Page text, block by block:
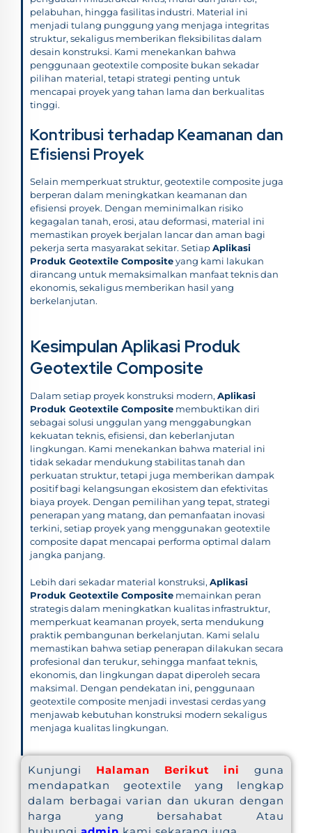
pelabuhan, hingga fasilitas industri. Material ini
menjadi tulang punggung yang menjaga integritas
struktur, sekaligus memberikan fleksibilitas dalam
desain konstruksi. Kami menekankan bahwa
penggunaan geotextile composite bukan sekadar
pilihan material, tetapi strategi penting untuk
mencapai proyek yang tahan lama dan berkualitas
tinggi.
Kontribusi terhadap Keamanan dan
Efisiensi Proyek
Selain memperkuat struktur, geotextile composite juga
berperan dalam meningkatkan keamanan dan
efisiensi proyek. Dengan meminimalkan risiko
kegagalan tanah, erosi, atau deformasi, material ini
memastikan proyek berjalan lancar dan aman bagi
pekerja serta masyarakat sekitar. SetiapAplikasi
Produk Geotextile Compositeyang kami lakukan
dirancang untuk memaksimalkan manfaat teknis dan
ekonomis, sekaligus memberikan hasil yang
berkelanjutan.
Kesimpulan Aplikasi Produk
Geotextile Composite
Dalam setiap proyek konstruksi modern, Aplikasi
Produk Geotextile Composite membuktikan diri
sebagai solusi unggulan yang menggabungkan
kekuatan teknis, efisiensi, dan keberlanjutan
lingkungan. Kami menekankan bahwa material ini
tidak sekadar mendukung stabilitas tanah dan
perkuatan struktur, tetapi juga memberikan dampak
positif bagi kelangsungan ekosistem dan efektivitas
biaya proyek. Dengan pemilihan yang tepat, strategi
penerapan yang matang, dan pemanfaatan inovasi
terkini, setiap proyek yang menggunakan geotextile
composite dapat mencapai performa optimal dalam
jangka panjang.
Lebih dari sekadar material konstruksi, Aplikasi
Produk Geotextile Composite memainkan peran
strategis dalam meningkatkan kualitas infrastruktur,
memperkuat keamanan proyek, serta mendukung
praktik pembangunan berkelanjutan. Kami selalu
memastikan bahwa setiap penerapan dilakukan secara
profesional dan terukur, sehingga manfaat teknis,
ekonomis, dan lingkungan dapat diperoleh secara
maksimal. Dengan pendekatan ini, penggunaan
geotextile composite menjadi investasi cerdas yang
menjawab kebutuhan konstruksi modern sekaligus
menjaga kualitas lingkungan.
Kunjungi Halaman Berikut ini
guna
mendapatkan geotextile yang lengkap
dalam berbagai varian dan ukuran dengan
harga yang bersahabat Atau